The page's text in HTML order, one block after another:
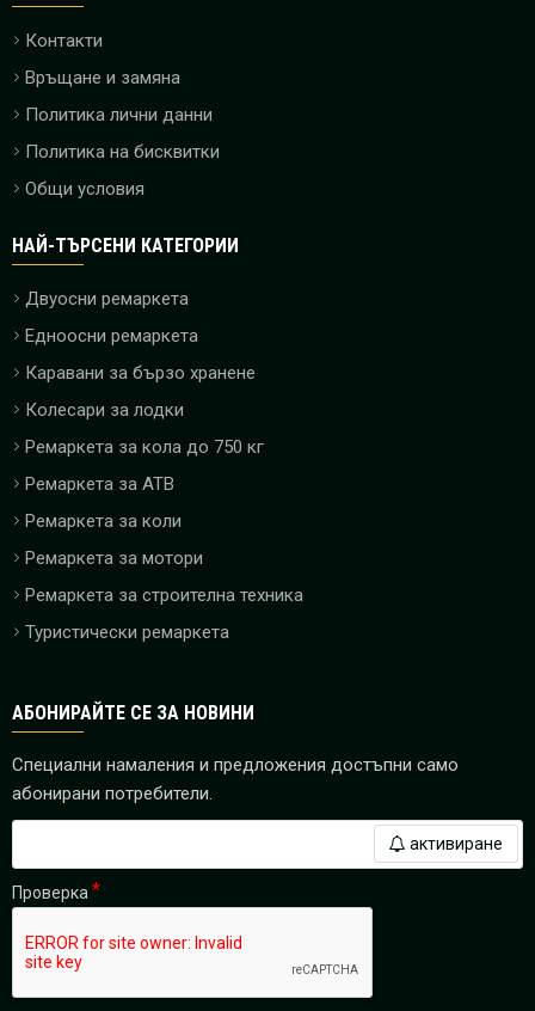
Контакти
Връщане и замяна
Политика лични данни
Политика на бисквитки
Общи условия
НАЙ-ТЪРСЕНИ КАТЕГОРИИ
Двуосни ремаркета
Едноосни ремаркета
Каравани за бързо хранене
Колесари за лодки
Ремаркета за кола до 750 кг
Ремаркета за ATB
Ремаркета за коли
Ремаркета за мотори
Ремаркета за строителна техника
Туристически ремаркета
АБОНИРАЙТЕ СЕ ЗА НОВИНИ
Специални намаления и предложения достъпни само
абонирани потребители.
активиране
Проверка